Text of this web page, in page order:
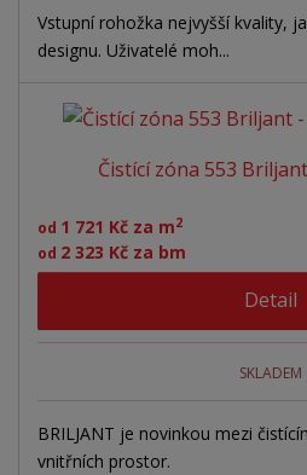
Vstupní rohožka nejvyšší kvality,
designu. Uživatelé moh...
Čistící zóna 553
od 1 721 Kč za m2
od 2 323 Kč za bm
Detail
SKLADEM
BRILJANT je novinkou mezi
vnitřních prostor.